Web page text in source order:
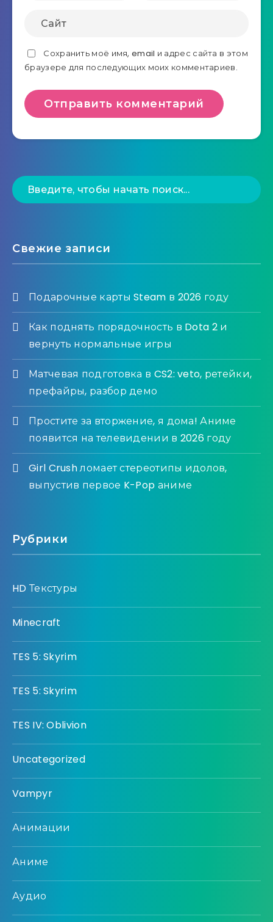
Сохранить моё имя, email и адрес сайта в этом
браузере для последующих моих комментариев.
Свежие записи
Подарочные карты Steam в 2026 году
Как поднять порядочность в Dota 2 и
вернуть нормальные игры
Матчевая подготовка в CS2: veto, ретейки,
префайры, разбор демо
Простите за вторжение, я дома! Аниме
появится на телевидении в 2026 году
Girl Crush ломает стереотипы идолов,
выпустив первое K-Pop аниме
Рубрики
HD Текстуры
Minecraft
TES 5: Skyrim
TES 5: Skyrim
TES IV: Oblivion
Uncategorized
Vampyr
Анимации
Аниме
Аудио